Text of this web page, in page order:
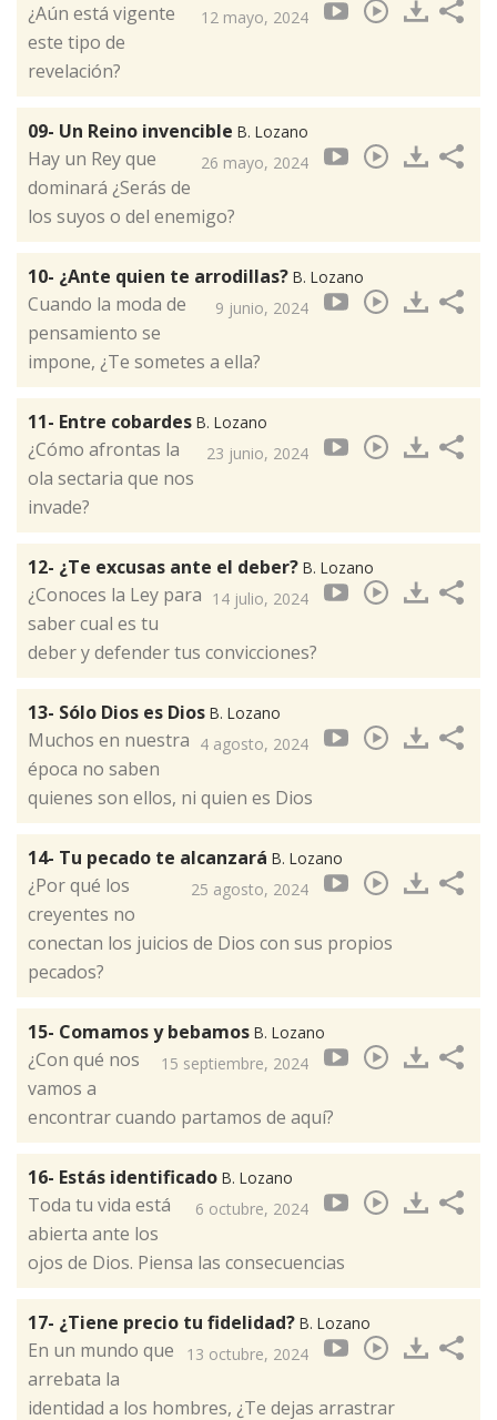
12 mayo, 2024
¿Aún está vigente
este tipo de
revelación?
09- Un Reino invencible B. Lozano
26 mayo, 2024
Hay un Rey que
dominará ¿Serás de
los suyos o del enemigo?
10- ¿Ante quien te arrodillas? B. Lozano
9 junio, 2024
Cuando la moda de
pensamiento se
impone, ¿Te sometes a ella?
11- Entre cobardes B. Lozano
23 junio, 2024
¿Cómo afrontas la
ola sectaria que nos
invade?
12- ¿Te excusas ante el deber? B. Lozano
14 julio, 2024
¿Conoces la Ley para
saber cual es tu
deber y defender tus convicciones?
13- Sólo Dios es Dios B. Lozano
4 agosto, 2024
Muchos en nuestra
época no saben
quienes son ellos, ni quien es Dios
14- Tu pecado te alcanzará B. Lozano
25 agosto, 2024
¿Por qué los
creyentes no
conectan los juicios de Dios con sus propios
pecados?
15- Comamos y bebamos B. Lozano
15 septiembre, 2024
¿Con qué nos
vamos a
encontrar cuando partamos de aquí?
16- Estás identificado B. Lozano
6 octubre, 2024
Toda tu vida está
abierta ante los
ojos de Dios. Piensa las consecuencias
17- ¿Tiene precio tu fidelidad? B. Lozano
13 octubre, 2024
En un mundo que
arrebata la
identidad a los hombres, ¿Te dejas arrastrar